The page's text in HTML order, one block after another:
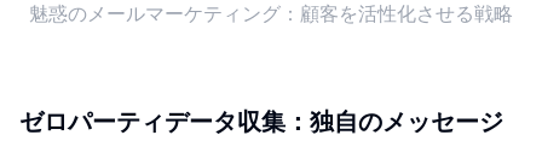
魅惑のメールマーケティング：顧客を活性化させる戦略
ゼロパーティデータ収集：独自のメッセージ